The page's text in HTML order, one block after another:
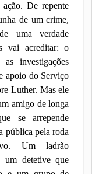
ação. De repente
de um crime,
uma verdade
vai acreditar: o
investigações
apoio do Serviço
Luther. Mas ele
amigo de longa
se arrepende
pública pela roda
Um ladrão
um detetive que